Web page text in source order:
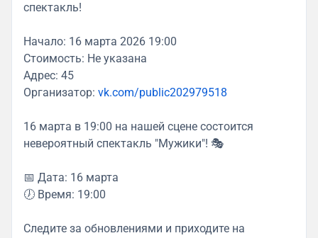
спектакль!
Начало: 16 марта 2026 19:00
Стоимость: Не указана
Адрес: 45
Организатор: vk.com/public202979518
16 марта в 19:00 на нашей сцене состоится
невероятный спектакль "Мужики"! 🎭
📅 Дата: 16 марта
🕖 Время: 19:00
Следите за обновлениями и приходите на